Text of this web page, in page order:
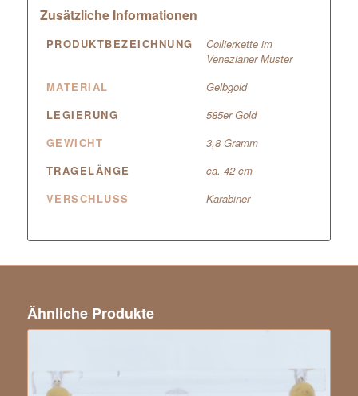
Zusätzliche Informationen
PRODUKTBEZEICHNUNG
Collierkette im
Venezianer Muster
MATERIAL
Gelbgold
LEGIERUNG
585er Gold
GEWICHT
3,8 Gramm
TRAGELÄNGE
ca. 42 cm
VERSCHLUSS
Karabiner
Ähnliche Produkte